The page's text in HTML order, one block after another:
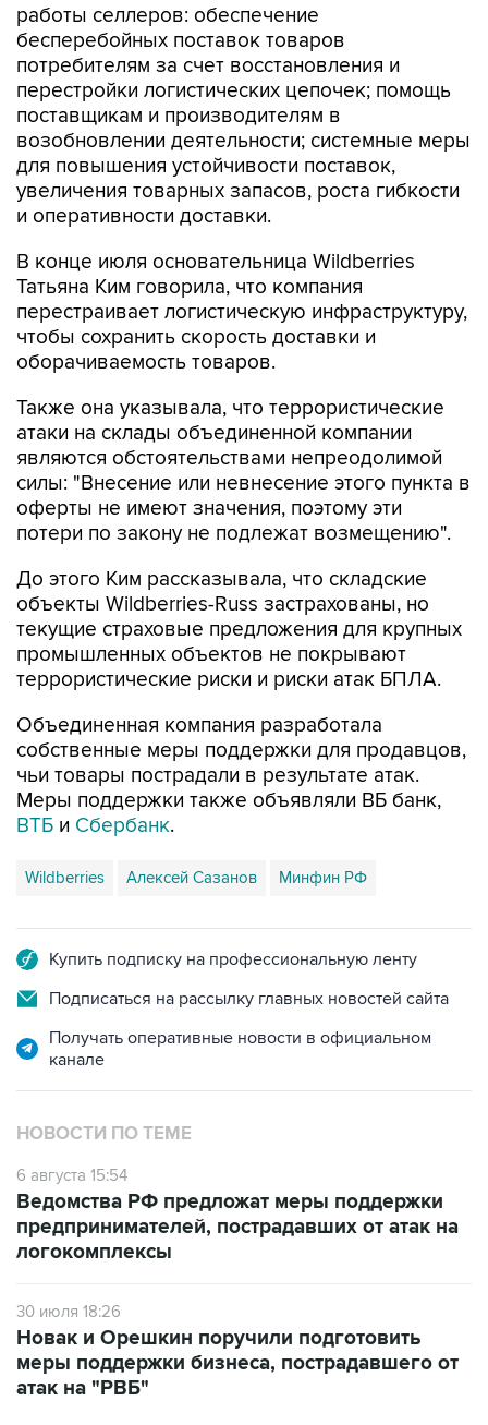
работы селлеров: обеспечение
бесперебойных поставок товаров
потребителям за счет восстановления и
перестройки логистических цепочек; помощь
поставщикам и производителям в
возобновлении деятельности; системные меры
для повышения устойчивости поставок,
увеличения товарных запасов, роста гибкости
и оперативности доставки.
В конце июля основательница Wildberries
Татьяна Ким говорила, что компания
перестраивает логистическую инфраструктуру,
чтобы сохранить скорость доставки и
оборачиваемость товаров.
Также она указывала, что террористические
атаки на склады объединенной компании
являются обстоятельствами непреодолимой
силы: "Внесение или невнесение этого пункта в
оферты не имеют значения, поэтому эти
потери по закону не подлежат возмещению".
До этого Ким рассказывала, что складские
объекты Wildberries-Russ застрахованы, но
текущие страховые предложения для крупных
промышленных объектов не покрывают
террористические риски и риски атак БПЛА.
Объединенная компания разработала
собственные меры поддержки для продавцов,
чьи товары пострадали в результате атак.
Меры поддержки также объявляли ВБ банк,
ВТБ и Сбербанк.
Wildberries Алексей Сазанов Минфин РФ
Купить подписку на профессиональную ленту
Подписаться на рассылку главных новостей сайта
Получать оперативные новости в официальном
канале
НОВОСТИ ПО ТЕМЕ
6 августа 15:54
Ведомства РФ предложат меры поддержки
предпринимателей, пострадавших от атак на
логокомплексы
30 июля 18:26
Новак и Орешкин поручили подготовить
меры поддержки бизнеса, пострадавшего от
атак на "РВБ"